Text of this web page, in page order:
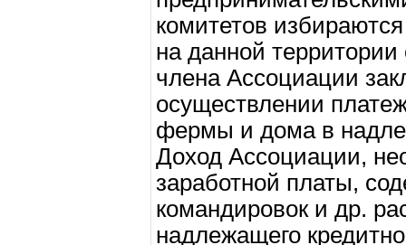
комитетов
на данной
члена Ассоциации
осуществлении
фермы и дома в
Доход Ассоциации,
заработной платы,
командировок и др.
надлежащего